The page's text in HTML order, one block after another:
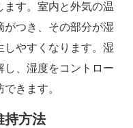
ます。室内と外気の温
がつき、その部分が湿
しやすくなります。湿
し、湿度をコントロー
きます。
持方法